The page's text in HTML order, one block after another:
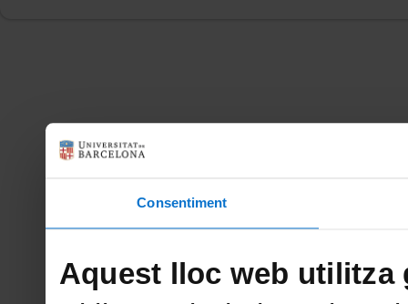
Consentiment
Aquest lloc web utilitza